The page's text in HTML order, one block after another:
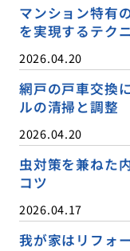
マンション特有
を実現するテク
2026.04.20
網戸の戸車交換
ルの清掃と調整
2026.04.20
虫対策を兼ねた
コツ
2026.04.17
我が家はリフォ